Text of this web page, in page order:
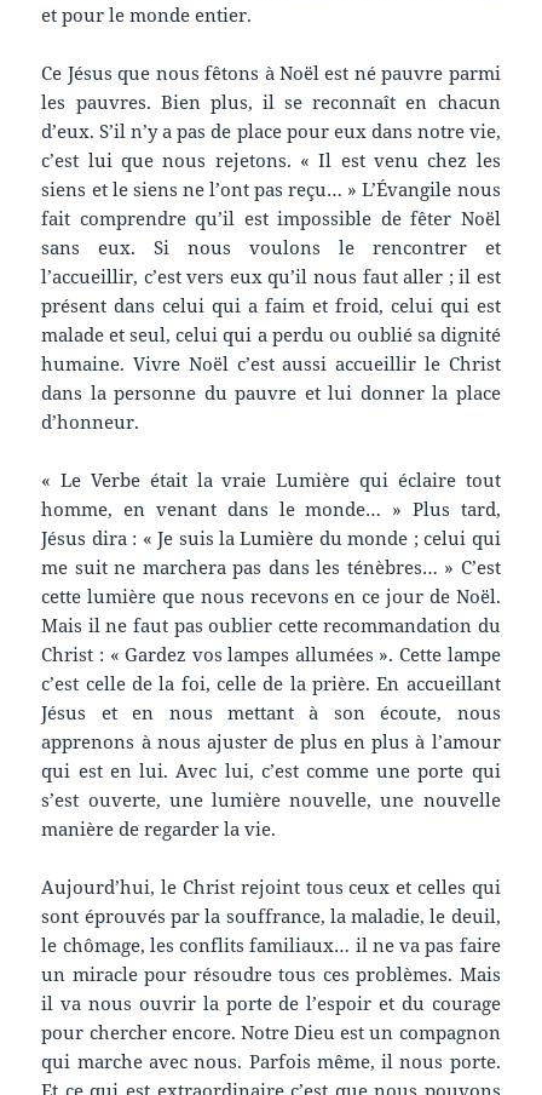
et pour le monde entier.
Ce Jésus que nous fêtons à Noël est né pauvre parmi
les pauvres. Bien plus, il se reconnaît en chacun
d’eux. S’il n’y a pas de place pour eux dans notre vie,
c’est lui que nous rejetons. « Il est venu chez les
siens et le siens ne l’ont pas reçu… » L’Évangile nous
fait comprendre qu’il est impossible de fêter Noël
sans eux. Si nous voulons le rencontrer et
l’accueillir, c’est vers eux qu’il nous faut aller ; il est
présent dans celui qui a faim et froid, celui qui est
malade et seul, celui qui a perdu ou oublié sa dignité
humaine. Vivre Noël c’est aussi accueillir le Christ
dans la personne du pauvre et lui donner la place
d’honneur.
« Le Verbe était la vraie Lumière qui éclaire tout
homme, en venant dans le monde… » Plus tard,
Jésus dira : « Je suis la Lumière du monde ; celui qui
me suit ne marchera pas dans les ténèbres… » C’est
cette lumière que nous recevons en ce jour de Noël.
Mais il ne faut pas oublier cette recommandation du
Christ : « Gardez vos lampes allumées ». Cette lampe
c’est celle de la foi, celle de la prière. En accueillant
Jésus et en nous mettant à son écoute, nous
apprenons à nous ajuster de plus en plus à l’amour
qui est en lui. Avec lui, c’est comme une porte qui
s’est ouverte, une lumière nouvelle, une nouvelle
manière de regarder la vie.
Aujourd’hui, le Christ rejoint tous ceux et celles qui
sont éprouvés par la souffrance, la maladie, le deuil,
le chômage, les conflits familiaux… il ne va pas faire
un miracle pour résoudre tous ces problèmes. Mais
il va nous ouvrir la porte de l’espoir et du courage
pour chercher encore. Notre Dieu est un compagnon
qui marche avec nous. Parfois même, il nous porte.
Et ce qui est extraordinaire c’est que nous pouvons